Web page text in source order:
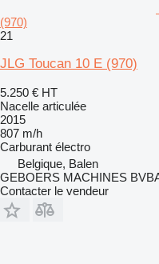
(970)
21
JLG Toucan 10 E (970)
5.250 € HT
Nacelle articulée
2015
807 m/h
Carburant électro
Belgique, Balen
GEBOERS MACHINES
Contacter le vendeur